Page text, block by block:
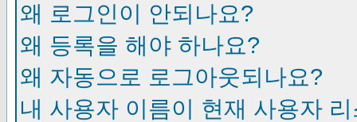
왜 로그인이 안되나요?
왜 등록을 해야 하나요?
왜 자동으로 로그아웃되나요?
내 사용자 이름이 현재 사용자